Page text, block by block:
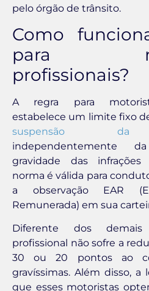
pelo órgão de trânsito.
Como
para
profissionais?
A regra para
estabelece um limite fixo
suspensão da
independentemente
gravidade das infrações
norma é válida para
a observação EAR
Remunerada) em sua
Diferente dos
profissional não sofre a
30 ou 20 pontos ao
gravíssimas. Além disso, a
que esses motoristas